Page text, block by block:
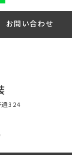
お問い合わせ
324